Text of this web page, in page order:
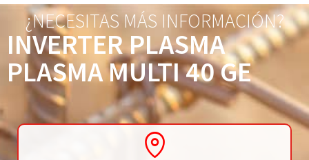
¿NECESITAS MÁS INFORMACIÓN?
INVERTER PLASMA
PLASMA MULTI 40 GE